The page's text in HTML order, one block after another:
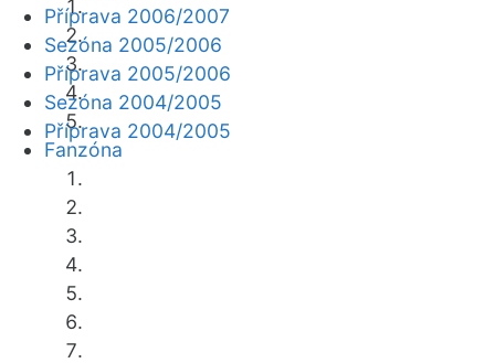
Fanzóna
Příprava 2006/2007
Sezóna 2005/2006
Příprava 2005/2006
Sezóna 2004/2005
Příprava 2004/2005